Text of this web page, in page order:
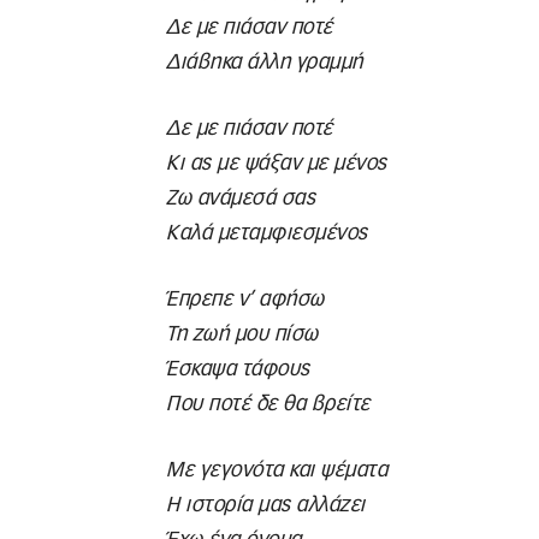
Δε με πιάσαν ποτέ
Διάβηκα άλλη γραμμή
Δε με πιάσαν ποτέ
Κι ας με ψάξαν με μένος
Ζω ανάμεσά σας
Καλά μεταμφιεσμένος
Έπρεπε ν’ αφήσω
Τη ζωή μου πίσω
Έσκαψα τάφους
Που ποτέ δε θα βρείτε
Με γεγονότα και ψέματα
Η ιστορία μας αλλάζει